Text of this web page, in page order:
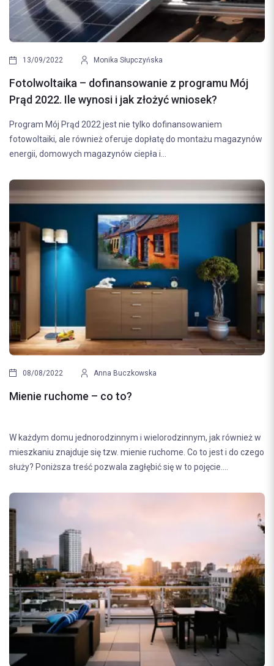
13/09/2022 Monika Słupczyńska
Fotolwoltaika – dofinansowanie z programu Mój
Prąd 2022. Ile wynosi i jak złożyć wniosek?
Program Mój Prąd 2022 jest nie tylko dofinansowaniem
fotowoltaiki, ale również oferuje dopłatę do montażu magazynów
energii, domowych magazynów ciepła i...
08/08/2022 Anna Buczkowska
Mienie ruchome – co to?
W każdym domu jednorodzinnym i wielorodzinnym, jak również w
mieszkaniu znajduje się tzw. mienie ruchome. Co to jest i do czego
służy? Poniższa treść pozwala zagłębić się w to pojęcie....